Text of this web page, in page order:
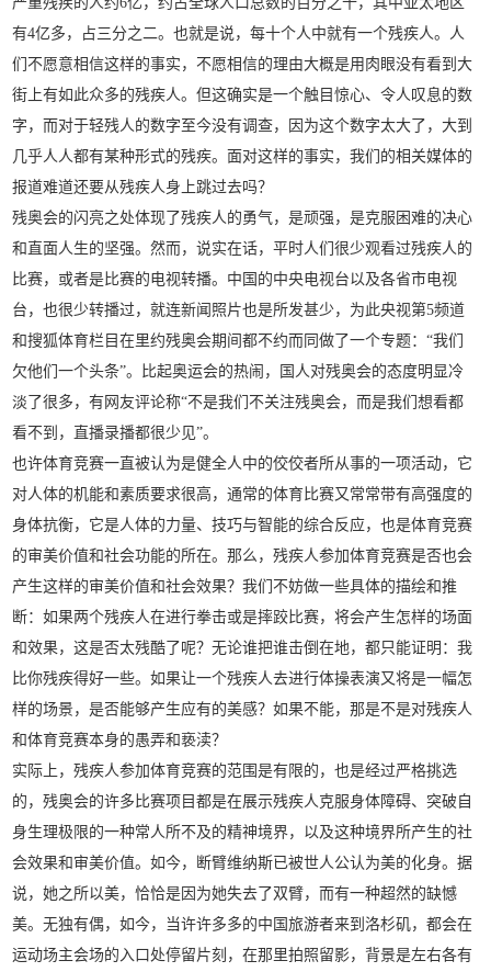
有4亿多，占三分之二。也就是说，每十个人中就有一个残疾人。人
们不愿意相信这样的事实，不愿相信的理由大概是用肉眼没有看到大
街上有如此众多的残疾人。但这确实是一个触目惊心、令人叹息的数
字，而对于轻残人的数字至今没有调查，因为这个数字太大了，大到
几乎人人都有某种形式的残疾。面对这样的事实，我们的相关媒体的
报道难道还要从残疾人身上跳过去吗？
残奥会的闪亮之处体现了残疾人的勇气，是顽强，是克服困难的决心
和直面人生的坚强。然而，说实在话，平时人们很少观看过残疾人的
比赛，或者是比赛的电视转播。中国的中央电视台以及各省市电视
台，也很少转播过，就连新闻照片也是所发甚少，为此央视第5频道
和搜狐体育栏目在里约残奥会期间都不约而同做了一个专题：“我们
欠他们一个头条”。比起奥运会的热闹，国人对残奥会的态度明显冷
淡了很多，有网友评论称“不是我们不关注残奥会，而是我们想看都
看不到，直播录播都很少见”。
也许体育竞赛一直被认为是健全人中的佼佼者所从事的一项活动，它
对人体的机能和素质要求很高，通常的体育比赛又常常带有高强度的
身体抗衡，它是人体的力量、技巧与智能的综合反应，也是体育竞赛
的审美价值和社会功能的所在。那么，残疾人参加体育竞赛是否也会
产生这样的审美价值和社会效果？我们不妨做一些具体的描绘和推
断：如果两个残疾人在进行拳击或是摔跤比赛，将会产生怎样的场面
和效果，这是否太残酷了呢？无论谁把谁击倒在地，都只能证明：我
比你残疾得好一些。如果让一个残疾人去进行体操表演又将是一幅怎
样的场景，是否能够产生应有的美感？如果不能，那是不是对残疾人
和体育竞赛本身的愚弄和亵渎？
实际上，残疾人参加体育竞赛的范围是有限的，也是经过严格挑选
的，残奥会的许多比赛项目都是在展示残疾人克服身体障碍、突破自
身生理极限的一种常人所不及的精神境界，以及这种境界所产生的社
会效果和审美价值。如今，断臂维纳斯已被世人公认为美的化身。据
说，她之所以美，恰恰是因为她失去了双臂，而有一种超然的缺憾
美。无独有偶，如今，当许许多多的中国旅游者来到洛杉矶，都会在
运动场主会场的入口处停留片刻，在那里拍照留影，背景是左右各有